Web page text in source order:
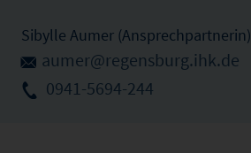
Sibylle Aumer (Ansprechpartnerin)
aumer@regensburg.ihk.de
0941-5694-244